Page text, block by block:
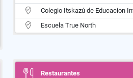
Colegio Itskazú de Educacion
Escuela True North
Restaurantes